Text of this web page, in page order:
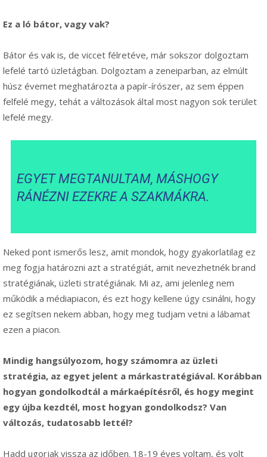
Ez a ló bátor, vagy vak?
Bátor és vak is, de viccet félretéve, már sokszor dolgoztam
lefelé tartó üzletágban. Dolgoztam a zeneiparban, az elmúlt
húsz évemet meghatározta a papír-írószer, az sem éppen
felfelé megy, tehát a változások által most nagyon sok terület
lefelé megy.
EGYET MEGTANULTAM, MÁSHOGY
RÁNÉZNI EZEKRE A SZAKMÁKRA.
Neked pont ismerős lesz, amit mondok, hogy gyakorlatilag ez
meg fogja határozni azt a stratégiát, amit nevezhetnék brand
stratégiának, üzleti stratégiának. Mi az, ami jelenleg nem
működik a médiapiacon, és ezt hogy kellene úgy csinálni, hogy
ez segítsen nekem abban, hogy meg tudjam vetni a lábamat
ezen a piacon.
Mindig hangsúlyozom, hogy számomra az üzleti
stratégia, az egyet jelent a márkastratégiával. Korábban
hogyan gondolkodtál a márkaépítésről, és hogy megint
egy újba kezdtél, most hogyan gondolkodsz? Van
változás, tudatosabb lettél?
Hadd ugorjak vissza az időben. 18-19 éves voltam, és volt